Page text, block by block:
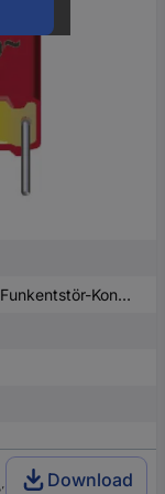
MKP-X2 R-Funkentstör-Kondensator
Download